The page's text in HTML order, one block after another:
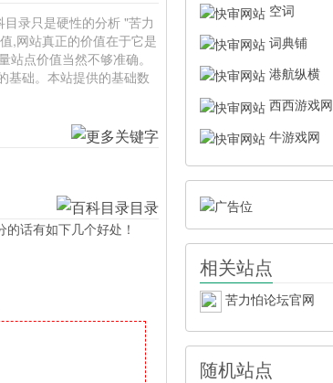
录只是硬性的分析 "苦力
,网站真正的价值在于它是
点价值当然不够准确。
基础。本站提供的基础数
话有如下几个好处！
空词
词典铺
港航纵横
西西游戏网
牛游戏网
相关站点
苦力怕论坛官网
随机站点